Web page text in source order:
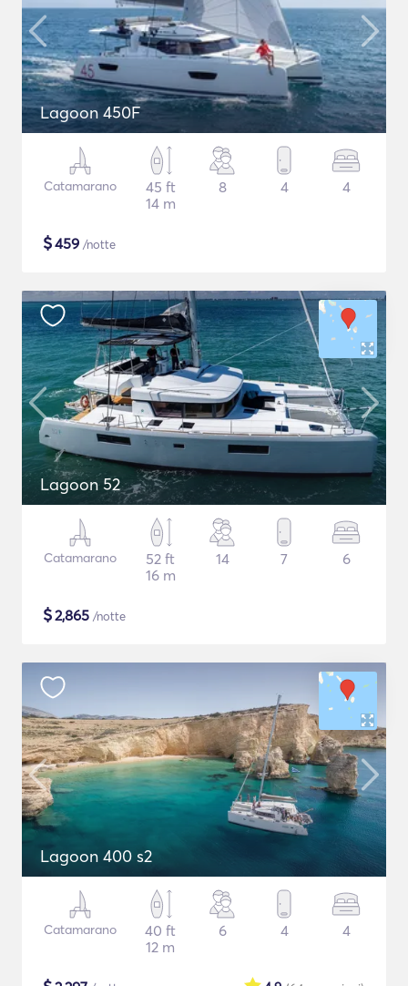
Lagoon 450F
Catamarano
45 ft
14 m
8 4 4
$459 /notte
Lagoon 52
Catamarano
52 ft
16 m
14 7 6
$2,865 /notte
Lagoon 400 s2
Catamarano
40 ft
12 m
6 4 4